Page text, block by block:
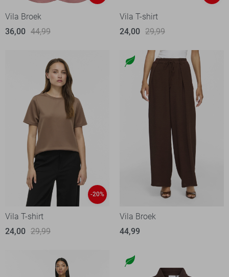
Vila Broek
36,00 44,99
Vila T-shirt
24,00 29,99
-20%
Vila T-shirt
24,00 29,99
Vila Broek
44,99